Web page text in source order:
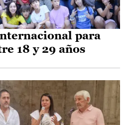
para
18 y 29 años